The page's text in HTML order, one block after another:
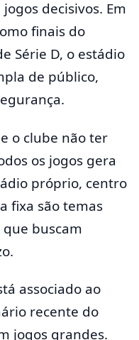
decisivos. Em
finais do
Série D, o estádio
de público,
o clube não ter
os jogos gera
próprio, centro
fixa são temas
buscam
associado ao
recente do
jogos grandes.